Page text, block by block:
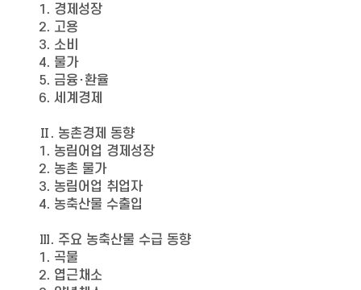
1. 경제성장
2. 고용
3. 소비
4. 물가
5. 금융･환율
6. 세계경제
Ⅱ. 농촌경제 동향
1. 농림어업 경제성장
2. 농촌 물가
3. 농림어업 취업자
4. 농축산물 수출입
Ⅲ. 주요 농축산물 수급 동향
1. 곡물
2. 엽근채소